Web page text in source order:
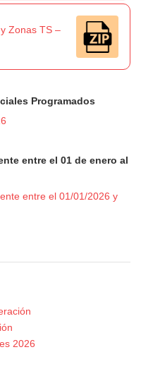
Zonas TS –
Programados
entre el 01 de enero al
entre el 01/01/2026 y
2026